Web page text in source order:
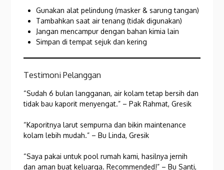
Gunakan alat pelindung (masker & sarung tangan)
Tambahkan saat air tenang (tidak digunakan)
Jangan mencampur dengan bahan kimia lain
Simpan di tempat sejuk dan kering
Testimoni Pelanggan
“Sudah 6 bulan langganan, air kolam tetap bersih dan
tidak bau kaporit menyengat.” – Pak Rahmat, Gresik
“Kaporitnya larut sempurna dan bikin maintenance
kolam lebih mudah.” – Bu Linda, Gresik
“Saya pakai untuk pool rumah kami, hasilnya jernih
dan aman buat keluarga. Recommended!” – Bu Santi,